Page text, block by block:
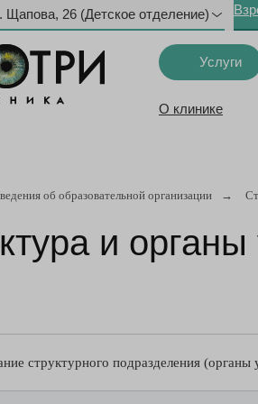
Щапова, 26 (Детское отделение)
Услуги
О клинике
об образовательной организации →
и
структурного подразделения (органы